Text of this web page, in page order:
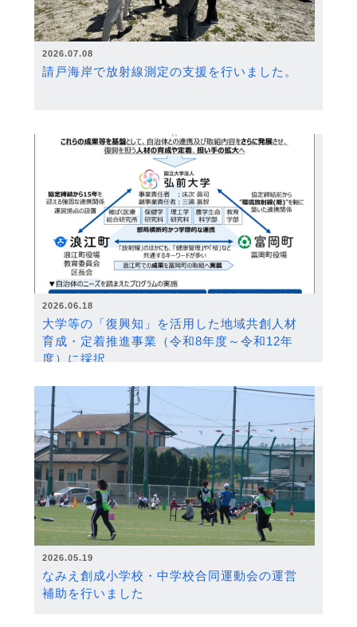
2026.07.08
請戸海岸で放射線測定の支援を行いました。
2026.06.18
大学等の「復興知」を活用した地域共創人材
育成・定着推進事業（令和8年度～令和12年
度）に採択
2026.05.19
なみえ創成小学校・中学校合同運動会の運営
補助を行いました